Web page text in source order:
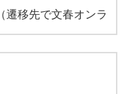
（遷移先で文春オンラ